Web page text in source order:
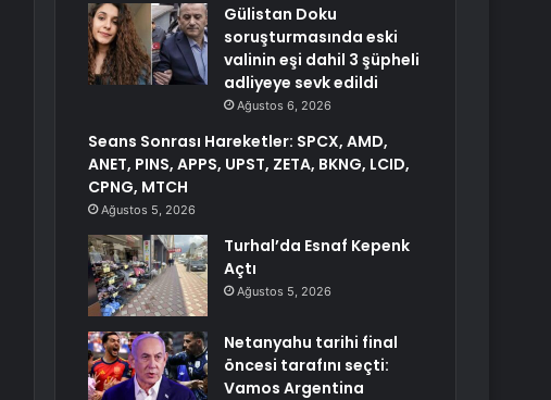
Gülistan Doku
soruşturmasında eski
valinin eşi dahil 3 şüpheli
adliyeye sevk edildi
Ağustos 6, 2026
Seans Sonrası Hareketler: SPCX, AMD,
ANET, PINS, APPS, UPST, ZETA, BKNG, LCID,
CPNG, MTCH
Ağustos 5, 2026
Turhal’da Esnaf Kepenk
Açtı
Ağustos 5, 2026
Netanyahu tarihi final
öncesi tarafını seçti:
Vamos Argentina